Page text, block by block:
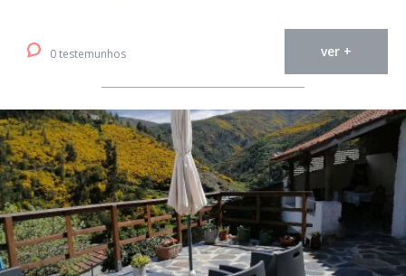
0 testemunhos ver +